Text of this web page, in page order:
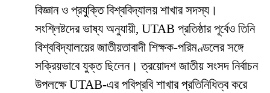
বিজ্ঞান ও প্রযুক্তি বিশ্ববিদ্যালয় শাখার সদস্য।
সংশ্লিষ্টদের ভাষ্য অনুযায়ী, UTAB প্রতিষ্ঠার পূর্বেও তিনি
বিশ্ববিদ্যালয়ের জাতীয়তাবাদী শিক্ষক-পরিমণ্ডলের সঙ্গে
সক্রিয়ভাবে যুক্ত ছিলেন। ত্রয়োদশ জাতীয় সংসদ নির্বাচন
উপলক্ষে UTAB-এর পবিপ্রবি শাখার প্রতিনিধিত্ব করে